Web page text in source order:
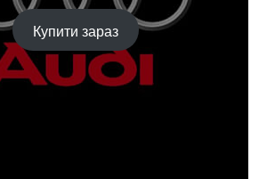
Купити зараз